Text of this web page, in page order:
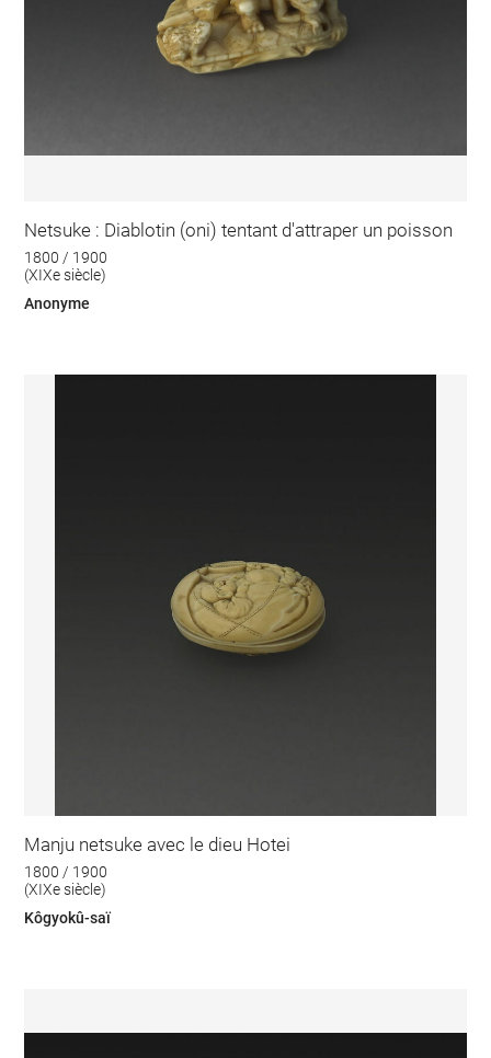
Netsuke : Diablotin (oni) tentant d'attraper un poisson
1800 / 1900
(XIXe siècle)
Anonyme
Manju netsuke avec le dieu Hotei
1800 / 1900
(XIXe siècle)
Kôgyokû-saï